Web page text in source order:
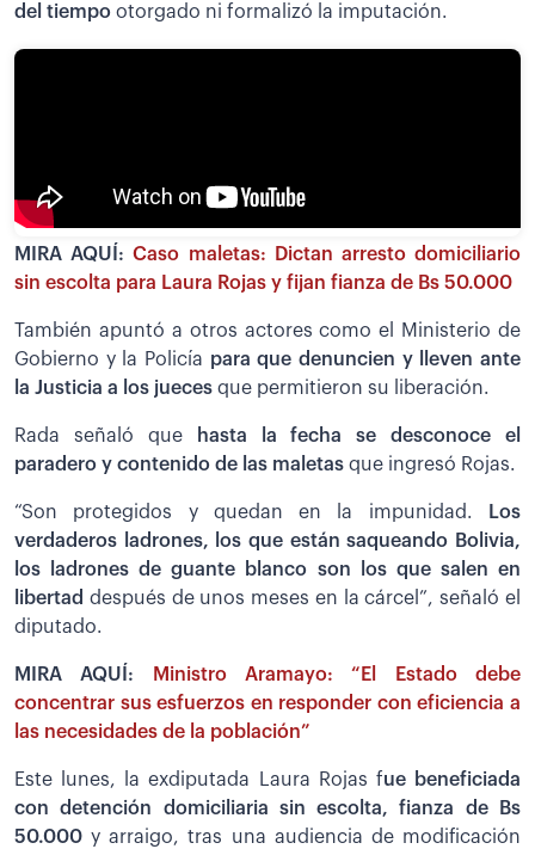
del tiempo otorgado ni formalizó la imputación.
MIRA AQUÍ:Caso maletas: Dictan arresto domiciliario
sin escolta para Laura Rojas y fijan fianza de Bs 50.000
También apuntó a otros actores como el Ministerio de
Gobierno y la Policía para que denuncien y lleven ante
la Justicia a los jueces que permitieron su liberación.
Rada señaló quehasta la fecha se desconoce el
paradero y contenido de las maletas que ingresó Rojas.
“Son protegidos y quedan en la impunidad.
Los
verdaderos ladrones, los que están saqueando Bolivia,
los ladrones de guante blanco son los que salen en
libertad después de unos meses en la cárcel”, señaló el
diputado.
MIRA AQUÍ:
Ministro Aramayo: “El Estado debe
concentrar sus esfuerzos en responder con eficiencia a
las necesidades de la población”
Este lunes, la exdiputada Laura Rojas fue beneficiada
con detención domiciliaria sin escolta, fianza de Bs
50.000y arraigo, tras una audiencia de modificación